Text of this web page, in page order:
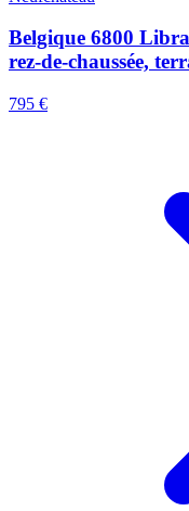
Belgique 6800
rez-de-chaussée,
795 €